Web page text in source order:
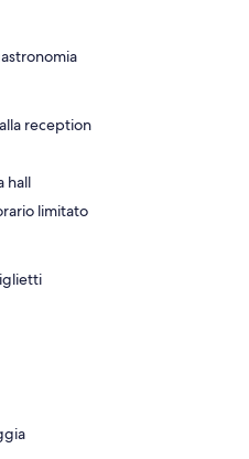
reception
hall
limitato